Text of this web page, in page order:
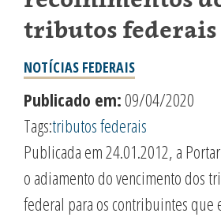
tributos federais
NOTÍCIAS FEDERAIS
Publicado em:09/04/2020
Tags:tributos federais
Publicada em 24.01.2012, a
o adiamento do vencimento dos
federal para os contribuintes que